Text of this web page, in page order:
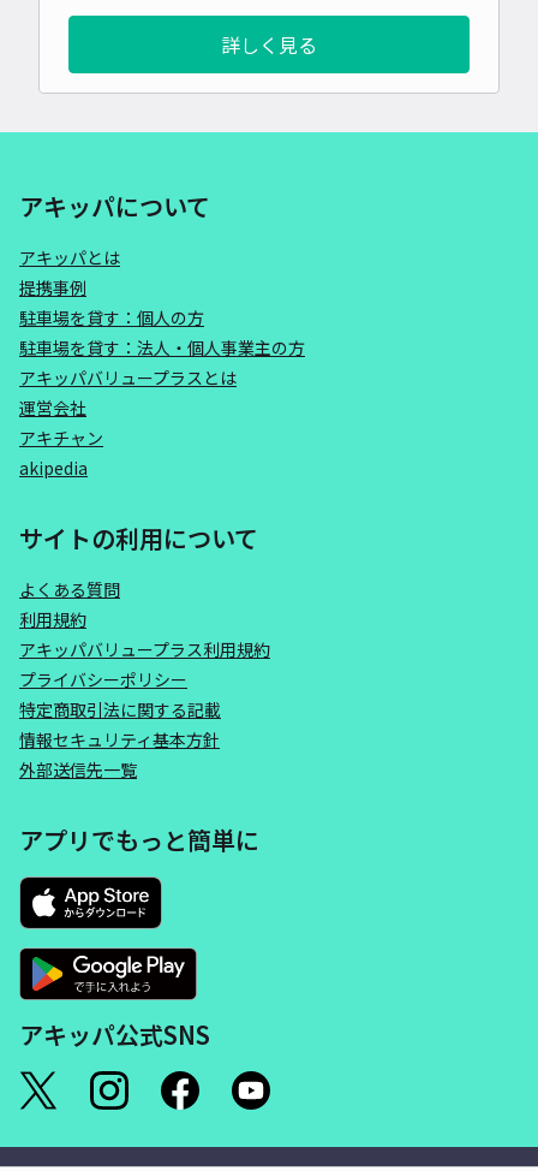
詳しく見る
アキッパについて
アキッパとは
提携事例
駐車場を貸す：個人の方
駐車場を貸す：法人・個人事業主の方
アキッパバリュープラスとは
運営会社
アキチャン
akipedia
サイトの利用について
よくある質問
利用規約
アキッパバリュープラス利用規約
プライバシーポリシー
特定商取引法に関する記載
情報セキュリティ基本方針
外部送信先一覧
アプリでもっと簡単に
アキッパ公式SNS